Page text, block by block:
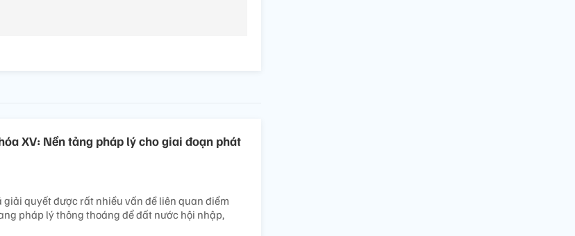
XV: Nền tảng pháp lý cho giai đoạn phát
giải quyết được rất nhiều vấn đề liên quan điểm
pháp lý thông thoáng để đất nước hội nhập,